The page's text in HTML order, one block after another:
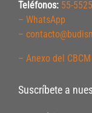
Teléfonos: 55-
– WhatsApp
–
– Anexo del
Suscríbete a